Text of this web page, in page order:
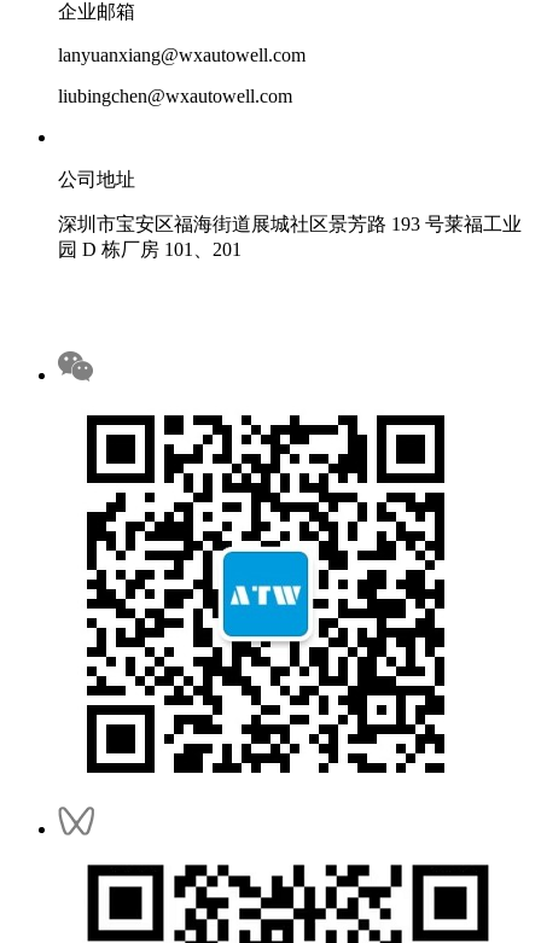
企业邮箱
lanyuanxiang@wxautowell.com
liubingchen@wxautowell.com
公司地址
深圳市宝安区福海街道展城社区景芳路 193 号莱福工业
园 D 栋厂房 101、201